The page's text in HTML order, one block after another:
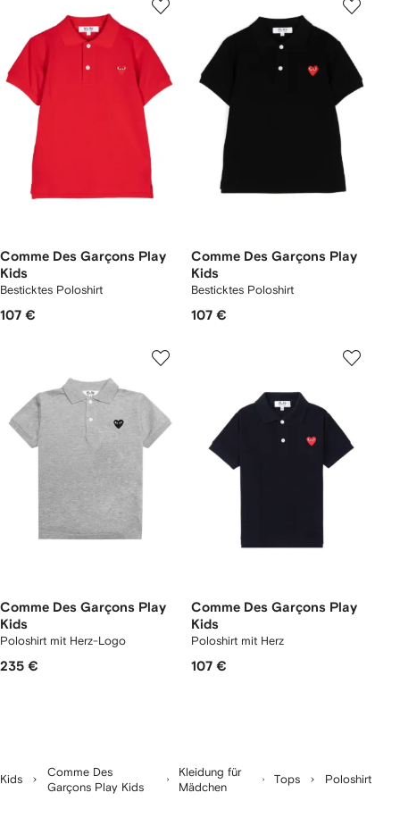
Comme Des Garçons Play
Kids
Besticktes Poloshirt
107 €
Comme Des Garçons Play
Kids
Besticktes Poloshirt
107 €
Comme Des Garçons Play
Kids
Poloshirt mit Herz-Logo
235 €
Comme Des Garçons Play
Kids
Poloshirt mit Herz
107 €
Kids
Comme Des
Garçons Play Kids
Kleidung für
Mädchen
Tops Poloshirt